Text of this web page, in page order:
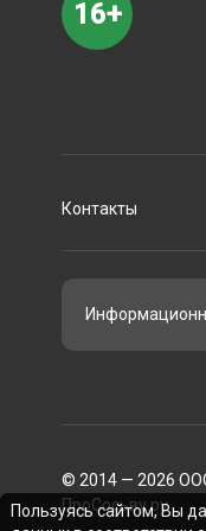
16+
Контакты
© 2014 — 2026
ПроСосьву.ру
Пользуясь сайтом, Вы